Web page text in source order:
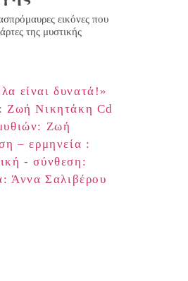
εικόνες που
της μυστικής